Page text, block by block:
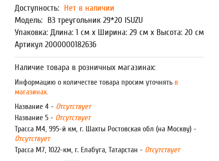
Доступность: Нет в наличии
Модель: В3 треугольник 29*20 ISUZU
Упаковка: Длина: 1 см x Ширина: 29 см x Высота: 20 см
Артикул 2000000182636
Наличие товара в розничных магазинах:
Информацию о количестве товара просим уточнять в
магазинах.
Название 4 - Отсутствует
Название 5 - Отсутствует
Трасса М4, 995-й км, г. Шахты Ростовская обл (на Москву) -
Отсутствует
Трасса М7, 1022-км, г. Елабуга, Татарстан - Отсутствует